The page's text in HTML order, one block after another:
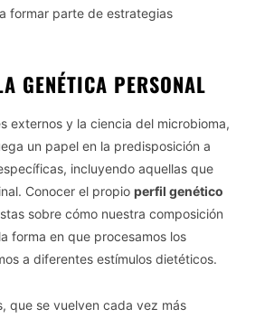
formar parte de estrategias
GENÉTICA PERSONAL
externos y la ciencia del microbioma,
un papel en la predisposición a
incluyendo aquellas que
Conocer el propio perfil genético
sobre cómo nuestra composición
forma en que procesamos los
a diferentes estímulos dietéticos.
que se vuelven cada vez más